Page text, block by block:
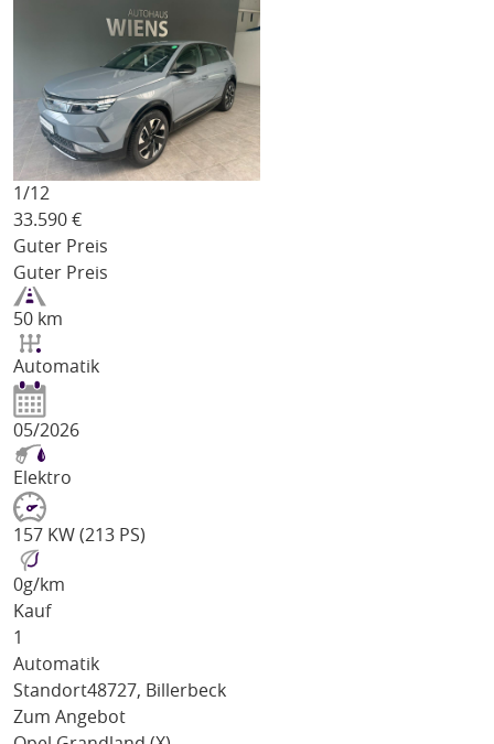
1/12
33.590 €
Guter Preis
Guter Preis
50 km
Automatik
05/2026
Elektro
157 KW (213 PS)
0g/km
Kauf
1
Automatik
Standort48727, Billerbeck
Zum Angebot